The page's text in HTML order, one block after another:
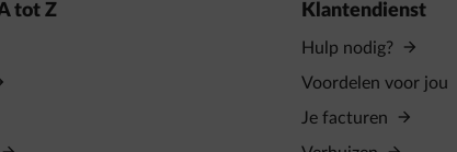
tot Z Klantendienst
Hulp nodig?
Voordelen voor jou
Je facturen